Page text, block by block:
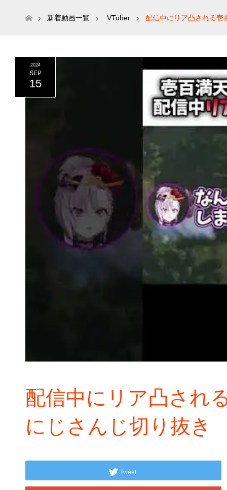
ホーム新着動画一覧 VTuber 配信中にリア凸される壱
2024
SEP
15
配信中にリア凸され
にじさんじ切り抜き
Tweet